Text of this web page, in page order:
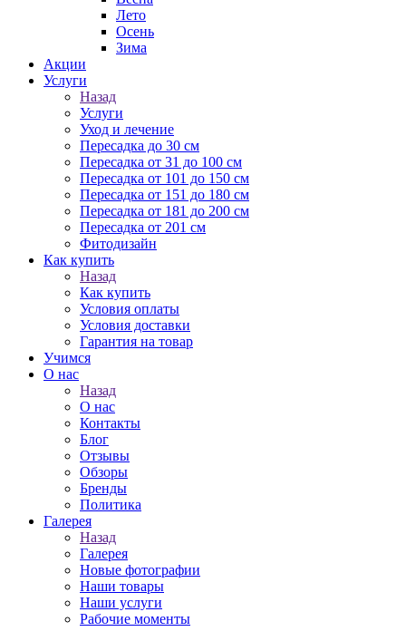
Лето
Осень
Зима
Акции
Услуги
Назад
Услуги
Уход и лечение
Пересадка до 30 см
Пересадка от 31 до 100 см
Пересадка от 101 до 150 см
Пересадка от 151 до 180 см
Пересадка от 181 до 200 см
Пересадка от 201 см
Фитодизайн
Как купить
Назад
Как купить
Условия оплаты
Условия доставки
Гарантия на товар
Учимся
О нас
Назад
О нас
Контакты
Блог
Отзывы
Обзоры
Бренды
Политика
Галерея
Назад
Галерея
Новые фотографии
Наши товары
Наши услуги
Рабочие моменты